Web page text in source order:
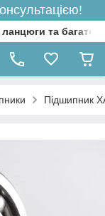
та багато
Підшипник